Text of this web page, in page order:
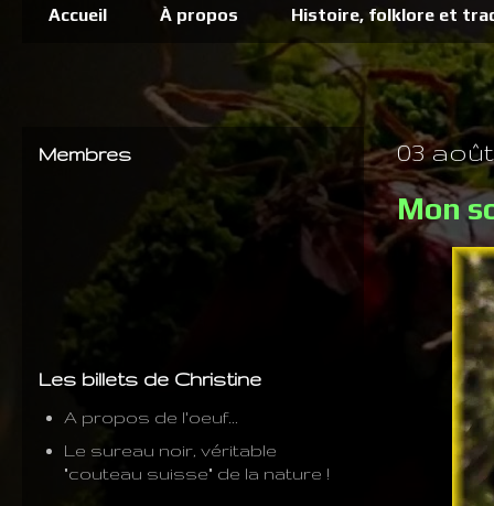
Accueil À propos Histoire, folklore et
03
Mon
Membres
Les billets de Christine
A propos de l'oeuf...
Le sureau noir, véritable
"couteau suisse" de la nature !